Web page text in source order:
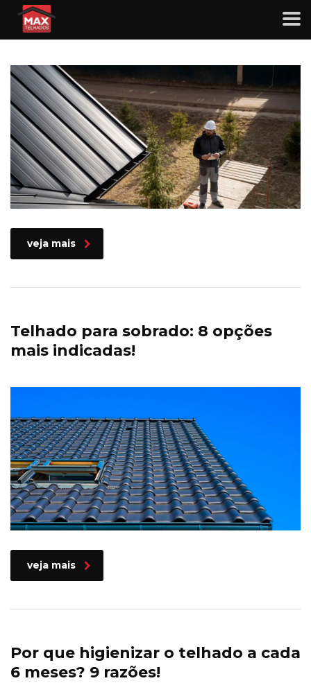
Telhado de zinco vale a pena? Veja
8 vantagens!
veja mais
Telhado para sobrado: 8 opções
mais indicadas!
veja mais
Por que higienizar o telhado a cada
6 meses? 9 razões!